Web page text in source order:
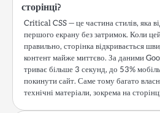
сторінці?
Critical CSS — це частина стилів, яка
першого екрану без затримок. Коли
правильно, сторінка відкривається
контент майже миттєво. За даними
триває більше 3 секунд, до 53%
покинути сайт. Саме тому багато
технічні матеріали, зокрема на